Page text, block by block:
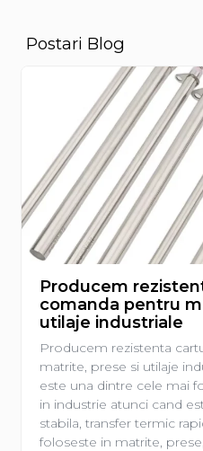
Postari Blog
Producem
comanda pentru
utilaje industriale
Producem rezistenta
matrite, prese si utilaje
este una dintre cele mai
in industrie atunci cand
stabila, transfer termic
foloseste in matrite,